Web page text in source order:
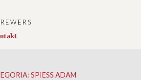
SPIESS ADAM